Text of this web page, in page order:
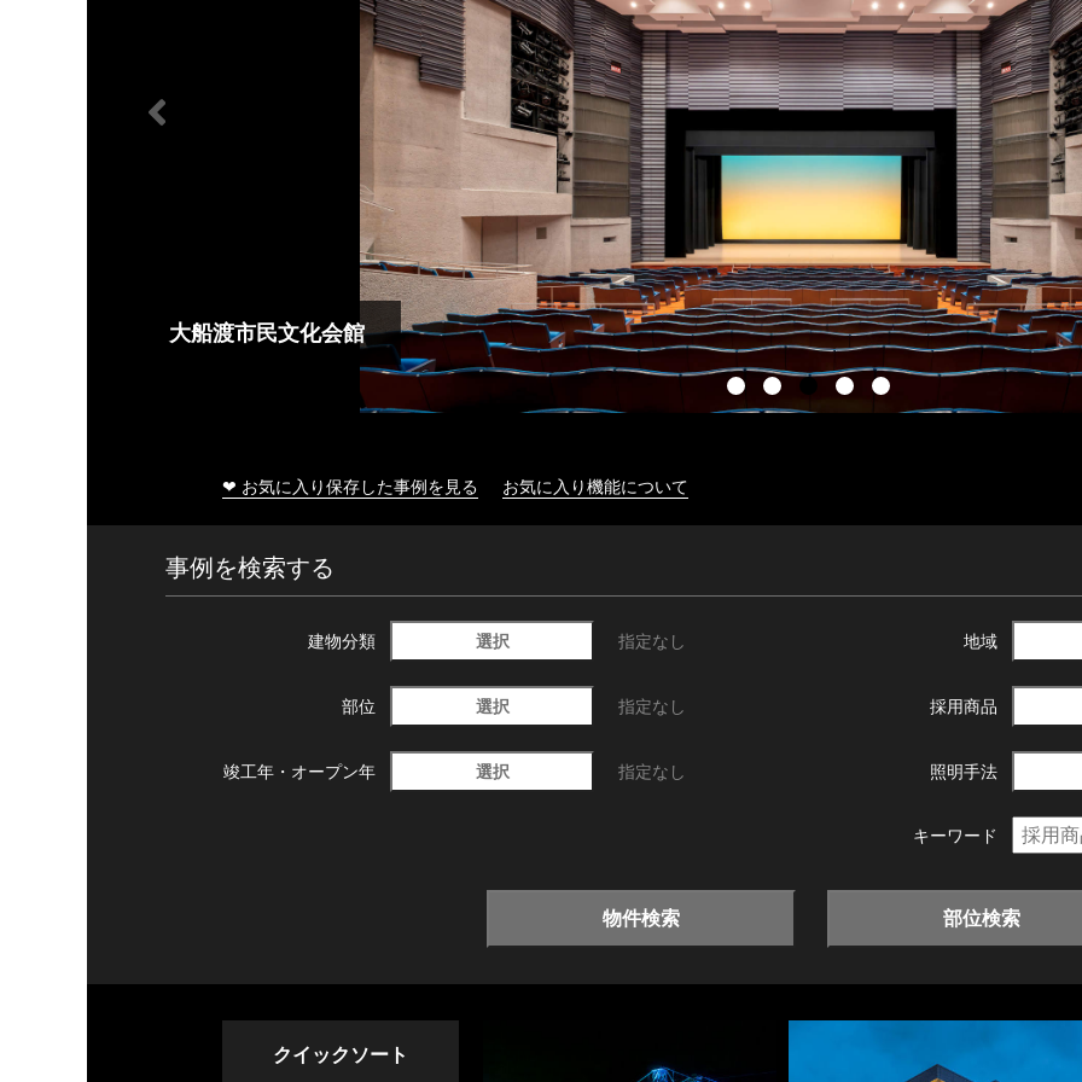
大船渡市民文化会館
❤ お気に入り保存した事例を見る お気に入り機能について
事例を検索する
建物分類 選択 指定なし 地域
部位 選択 指定なし 採用商品
竣工年・ オープン年 選択 指定なし 照明手法
キーワード
物件検索 部位検索
クイックソート